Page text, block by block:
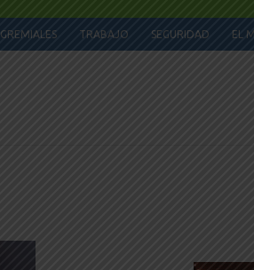
GREMIALES TRABAJO SEGURIDAD EL